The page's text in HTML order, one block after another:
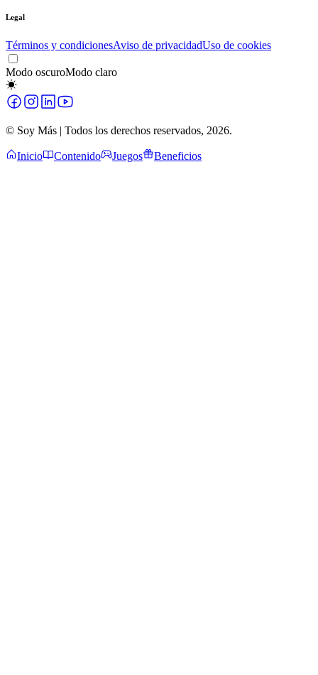
Legal
Términos y condicionesAviso de privacidadUso de cookies
Modo oscuroModo claro
© Soy Más | Todos los derechos reservados, 2026.
Inicio Contenido Juegos Beneficios